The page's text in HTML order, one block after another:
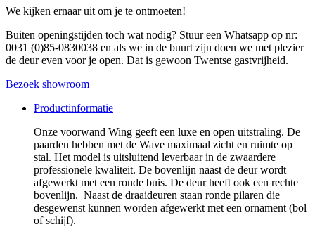
We kijken ernaar uit om je te ontmoeten!
Buiten openingstijden toch wat nodig? Stuur een Whatsapp op nr:
0031 (0)85-0830038 en als we in de buurt zijn doen we met plezier
de deur even voor je open. Dat is gewoon Twentse gastvrijheid.
Bezoek showroom
Productinformatie
Onze voorwand Wing geeft een luxe en open uitstraling. De
paarden hebben met de Wave maximaal zicht en ruimte op
stal. Het model is uitsluitend leverbaar in de zwaardere
professionele kwaliteit. De bovenlijn naast de deur wordt
afgewerkt met een ronde buis. De deur heeft ook een rechte
bovenlijn. Naast de draaideuren staan ronde pilaren die
desgewenst kunnen worden afgewerkt met een ornament (bol
of schijf).